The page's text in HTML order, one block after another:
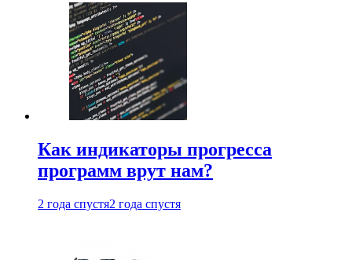
Как индикаторы прогресса
программ врут нам?
2 года спустя2 года спустя